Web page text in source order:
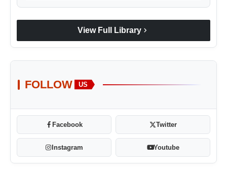
View Full Library chevron_right
FOLLOW US
Facebook Twitter
Instagram Youtube